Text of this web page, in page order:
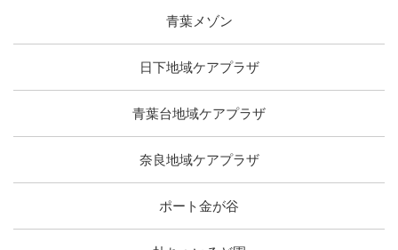
青葉メゾン
日下地域ケアプラザ
青葉台地域ケアプラザ
奈良地域ケアプラザ
ポート金が谷